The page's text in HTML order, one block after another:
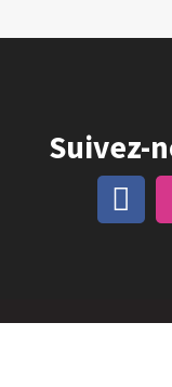
Suivez-